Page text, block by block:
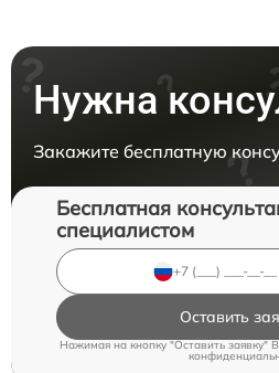
Нужна
Закажите бесплатную
Бесплатная
специалистом
Оставить
Нажимая на кнопку "Оставить заявку"